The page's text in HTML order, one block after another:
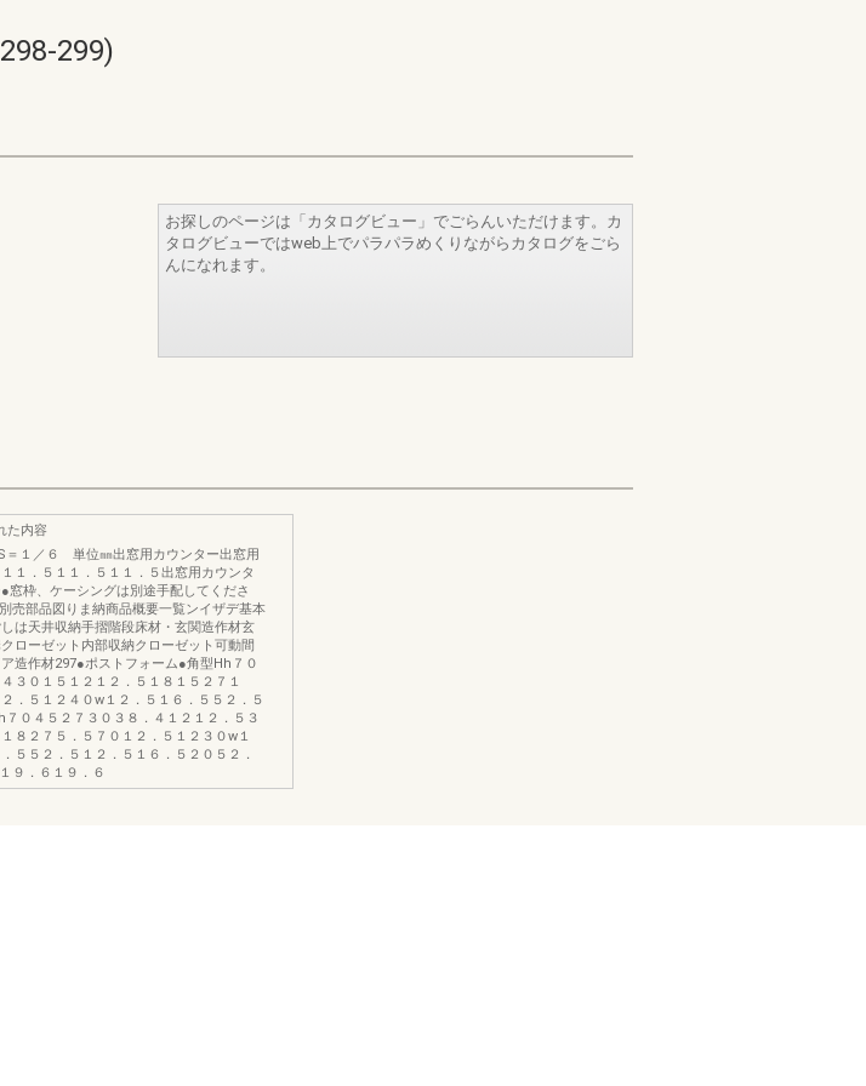
299)
お探しのページは「カタログビュー」でごらんいただけます。カ
タログビューではweb上でパラパラめくりながらカタログをごら
んになれます。
た内容
＝１／６ 単位㎜出窓用カウンター出窓用
１．５１１．５１１．５出窓用カウンタ
窓枠、ケーシングは別途手配してくださ
売部品図りま納商品概要一覧ンイザデ基本
は天井収納手摺階段床材・玄関造作材玄
ローゼット内部収納クローゼット可動間
造作材297●ポストフォーム●角型Hh７０
３０１５１２１２．５１８１５２７１
．５１２４０w１２．５１６．５５２．５
７０４５２７３０３８．４１２１２．５３
８２７５．５７０１２．５１２３０w１
５５２．５１２．５１６．５２０５２．
９．６１９．６